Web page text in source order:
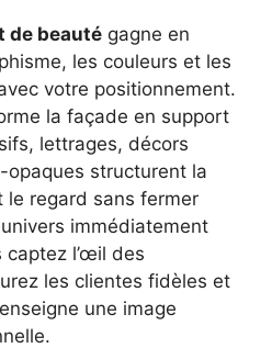
de beauté gagne en
les couleurs et les
votre positionnement.
la façade en support
lettrages, décors
structurent la
regard sans fermer
immédiatement
captez l’œil des
les clientes fidèles et
une image